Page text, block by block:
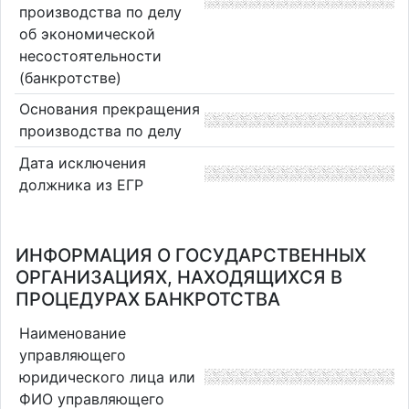
производства по делу
об экономической
несостоятельности
(банкротстве)
Основания прекращения
производства по делу
Дата исключения
должника из ЕГР
ИНФОРМАЦИЯ О ГОСУДАРСТВЕННЫХ
ОРГАНИЗАЦИЯХ, НАХОДЯЩИХСЯ В
ПРОЦЕДУРАХ БАНКРОТСТВА
Наименование
управляющего
юридического лица или
ФИО управляющего